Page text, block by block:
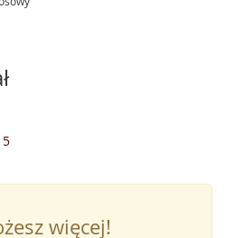
5
więcej!